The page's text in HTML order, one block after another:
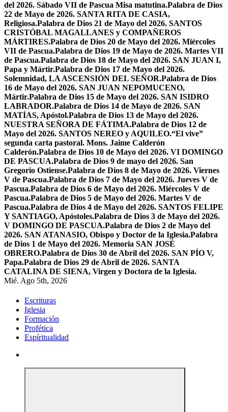
del 2026. Sábado VII de Pascua Misa matutina.Palabra de Dios
22 de Mayo de 2026. SANTA RITA DE CASIA,
Religiosa.Palabra de Dios 21 de Mayo del 2026. SANTOS
CRISTÓBAL MAGALLANES y COMPAÑEROS
MÁRTIRES.Palabra de Dios 20 de Mayo del 2026. Miércoles
VII de Pascua.Palabra de Dios 19 de Mayo de 2026. Martes VII
de Pascua.Palabra de Dios 18 de Mayo del 2026. SAN JUAN I,
Papa y Mártir.Palabra de Dios 17 de Mayo del 2026.
Solemnidad, LA ASCENSIÓN DEL SEÑOR.Palabra de Dios
16 de Mayo del 2026. SAN JUAN NEPOMUCENO,
Mártir.Palabra de Dios 15 de Mayo del 2026. SAN ISIDRO
LABRADOR.Palabra de Dios 14 de Mayo de 2026. SAN
MATÍAS, Apóstol.Palabra de Dios 13 de Mayo del 2026.
NUESTRA SEÑORA DE FÁTIMA.Palabra de Dios 12 de
Mayo del 2026. SANTOS NEREO y AQUILEO.“El vive”
segunda carta pastoral. Mons. Jaime Calderón
Calderón.Palabra de Dios 10 de Mayo del 2026. VI DOMINGO
DE PASCUA.Palabra de Dios 9 de mayo del 2026. San
Gregorio Ostiense.Palabra de Dios 8 de Mayo de 2026. Viernes
V de Pascua.Palabra de Dios 7 de Mayo del 2026. Jueves V de
Pascua.Palabra de Dios 6 de Mayo del 2026. Miércoles V de
Pascua.Palabra de Dios 5 de Mayo del 2026. Martes V de
Pascua.Palabra de Dios 4 de Mayo del 2026. SANTOS FELIPE
Y SANTIAGO, Apóstoles.Palabra de Dios 3 de Mayo del 2026.
V DOMINGO DE PASCUA.Palabra de Dios 2 de Mayo del
2026. SAN ATANASIO, Obispo y Doctor de la Iglesia.Palabra
de Dios 1 de Mayo del 2026. Memoria SAN JOSÉ
OBRERO.Palabra de Dios 30 de Abril del 2026. SAN PÍO V,
Papa.Palabra de Dios 29 de Abril de 2026. SANTA
CATALINA DE SIENA, Virgen y Doctora de la Iglesia.
Mié. Ago 5th, 2026
Escrituras
Iglesia
Formación
Profética
Espíritualidad